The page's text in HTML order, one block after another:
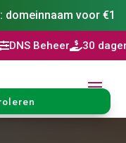
domeinnaam voor €1
30 dagen niet goed,